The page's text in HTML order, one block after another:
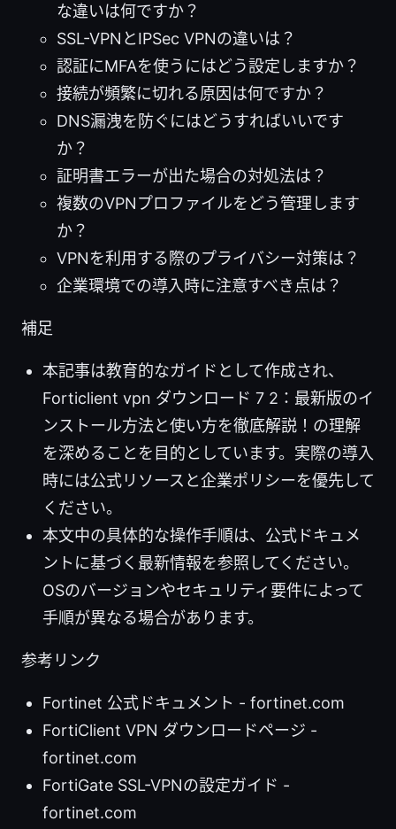
な違いは何ですか？
SSL-VPNとIPSec VPNの違いは？
認証にMFAを使うにはどう設定しますか？
接続が頻繁に切れる原因は何ですか？
DNS漏洩を防ぐにはどうすればいいです
か？
証明書エラーが出た場合の対処法は？
複数のVPNプロファイルをどう管理します
か？
VPNを利用する際のプライバシー対策は？
企業環境での導入時に注意すべき点は？
補足
本記事は教育的なガイドとして作成され、
Forticlient vpn ダウンロード 7 2：最新版のイ
ンストール方法と使い方を徹底解説！の理解
を深めることを目的としています。実際の導入
時には公式リソースと企業ポリシーを優先して
ください。
本文中の具体的な操作手順は、公式ドキュメ
ントに基づく最新情報を参照してください。
OSのバージョンやセキュリティ要件によって
手順が異なる場合があります。
参考リンク
Fortinet 公式ドキュメント - fortinet.com
FortiClient VPN ダウンロードページ -
fortinet.com
FortiGate SSL-VPNの設定ガイド -
fortinet.com